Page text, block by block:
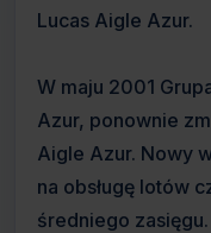
Lucas Aigle Azur.
W maju 2001
Azur, ponownie
Aigle Azur. Nowy
na obsługę lotów
średniego